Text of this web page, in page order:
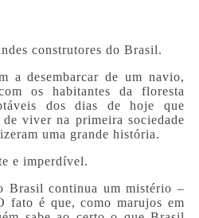
construtores do Brasil.
a desembarcar de um navio,
os habitantes da floresta
dos dias de hoje que
de viver na primeira sociedade
uma grande história.
e imperdível.
Brasil continua um mistério –
fato é que, como marujos em